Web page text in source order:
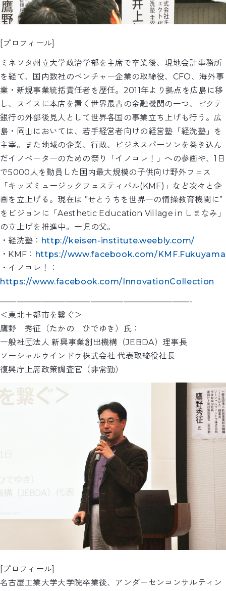
[プロフィール]
ミネソタ州立大学政治学部を主席で卒業後、現地会計事務所
を経て、国内数社のベンチャー企業の取締役、CFO、海外事
業・新規事業統括責任者を歴任。2011年より拠点を広島に移
し、スイスに本店を置く世界最古の金融機関の一つ、ピクテ
銀行の外部後見人として世界各国の事業立ち上げも行う。広
島・岡山においては、若手経営者向けの経営塾「経洗塾」を
主宰。また地域の企業、行政、ビジネスパーソンを巻き込ん
だイノベーターのための祭り「イノコレ！」への参画や、1日
で5000人を動員した国内最大規模の子供向け野外フェス
「キッズミュージックフェスティバル(KMF)」など次々と企
画を立上げる。現在は ”せとうちを世界一の情操教育機関に”
をビジョンに「Aesthetic Education Village in しまなみ」
の立上げを推進中。一児の父。
・経洗塾： http://keisen-institute.weebly.com/
・KMF： https://www.facebook.com/KMF.Fukuyama
・イノコレ！：
https://www.facebook.com/InnovationCollection
———————————————————————-
＜東北＋都市を繋ぐ＞
鷹野 秀征（たかの ひでゆき）氏：
一般社団法人 新興事業創出機構（JEBDA）理事長
ソーシャルウインドウ株式会社 代表取締役社長
復興庁上席政策調査官（非常勤）
[プロフィール]
名古屋工業大学大学院卒業後、アンダーセンコンサルティン